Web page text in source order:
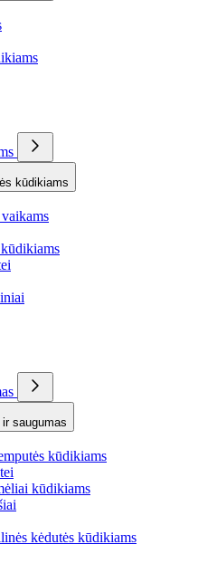
kūdikiams
saugumas
kūdikiams
kūdikiams
kėdutės kūdikiams